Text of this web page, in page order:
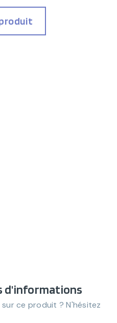
d'informations
ce produit ? N'hésitez